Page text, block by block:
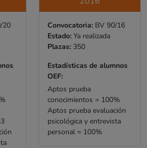
20
Convocatoria: BV 90/16
Estado: Ya realizada
Plazas: 350
Estadísticas de alumnos
OEF:
Aptos prueba
conocimientos = 100%
Aptos prueba evaluación
psicológica y entrevista
personal = 100%